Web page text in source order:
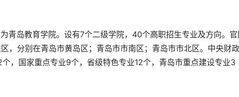
青岛教育学院。设有7个二级学院，40个高职招生专业及方向。官
，分别在青岛市黄岛区；青岛市市南区；青岛市市北区。中央财政
，国家重点专业9个，省级特色专业12个，青岛市重点建设专业3